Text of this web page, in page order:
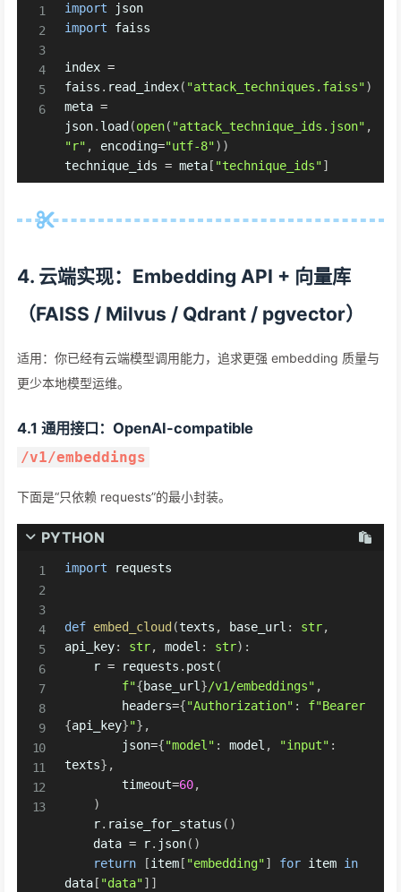
import
import faiss
index =
faiss . read_index( "attack_techniques.faiss")
meta =
json. load (open( "attack_technique_ids.json" ,
"r" , encoding="utf-8") )
technique_ids = meta [ "technique_ids"]
4. 云端实现：Embedding API + 向量库
（FAISS / Milvus / Qdrant / pgvector）
适用：你已经有云端模型调用能力，追求更强 embedding 质量与
更少本地模型运维。
4.1 通用接口：OpenAI-compatible
/v1/embeddings
下面是“只依赖 requests”的最小封装。
PYTHON
import requests
def embed_cloud (texts , base_url : str,
api_key: str, model : str) :
    r
= requests . post (
f"{base_url }/v1/embeddings" ,
        headers
={"Authorization" :
{api_key}"} ,
        json
={"model" : model , "input" :
texts} ,
        timeout
=60,
)
    r
. raise_for_status ( )
    data
= r. json( )
return
[item [ "embedding"] for item in
data [ "data"] ]